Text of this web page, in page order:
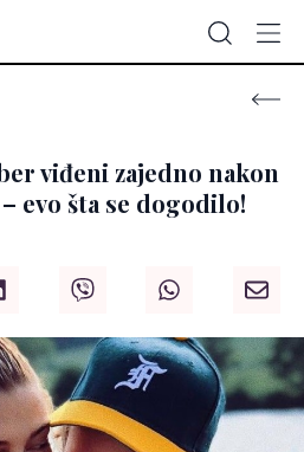
viđeni zajedno nakon
evo šta se dogodilo!